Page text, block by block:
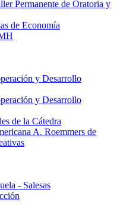
Permanente de Oratoria y
de Economía
y Desarrollo
y Desarrollo
de la Cátedra
A. Roemmers de
- Salesas